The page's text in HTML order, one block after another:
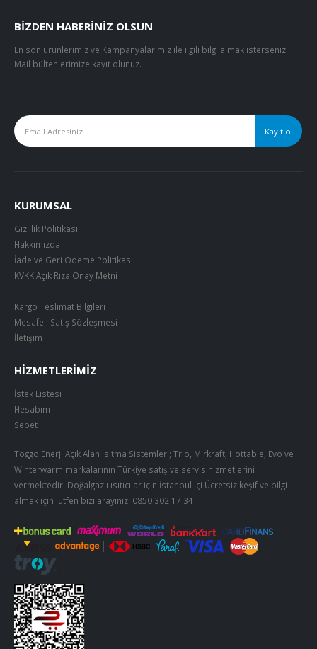
BIZDEN HABERINIZ OLSUN
En son ürünlerimiz ve Kampanyalarımız ile ilgili bilgi almak isterseniz
Mail bültenlerimize kayıt olunuz.
KURUMSAL
Gizlilik Politikası
Hakkımızda
İade ve Geri Ödeme Politikası
KVKK Açık Rıza Onay Metni
Kargo Teslimat Bilgileri
Mesafeli Satış Sözleşmesi
İletişim
HIZMETLERIMIZ
İstek Listesi
Hesabım
Sepet
Toggo Enerji Açık Alan Isıtma Sistemleri; Trio, Mirkraft, Hottable, Evo ve
Winterwarm markalarının Türkiye satış ve servis hizmetlerini
vermektedir. Doğalgazlı ısıtıcılar için İstanbul içi Ücretsiz keşif ve bilgi
almak için lütfen bizi arayınız. 0850 302 17 34